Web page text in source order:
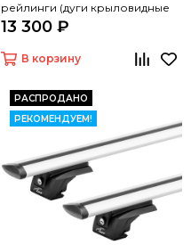
рейлинги (дуги крыловидные
серые 110 см)
13 300 ₽
В корзину
РАСПРОДАНО
РЕКОМЕНДУЕМ!